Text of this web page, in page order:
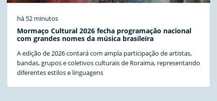
há 52 minutos
Mormaço Cultural 2026 fecha programação nacional
com grandes nomes da música brasileira
A edição de 2026 contará com ampla participação de artistas,
bandas, grupos e coletivos culturais de Roraima, representando
diferentes estilos e linguagens